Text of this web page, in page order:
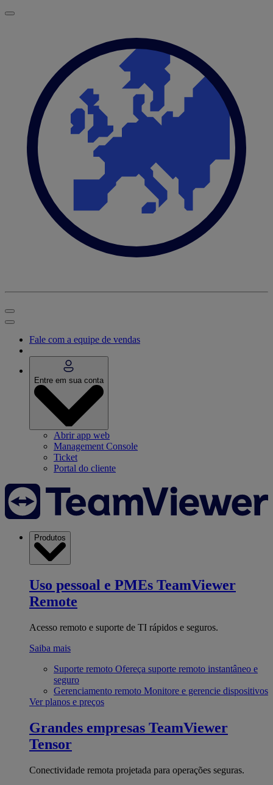
Fale com a equipe de vendas
Entre em sua conta
Abrir app web
Management Console
Ticket
Portal do cliente
Produtos
Uso pessoal e PMEs TeamViewer
Remote
Acesso remoto e suporte de TI rápidos e seguros.
Saiba mais
Suporte remoto Ofereça suporte remoto instantâneo e
seguro
Gerenciamento remoto Monitore e gerencie dispositivos
Ver planos e preços
Grandes empresas TeamViewer
Tensor
Conectividade remota projetada para operações seguras.